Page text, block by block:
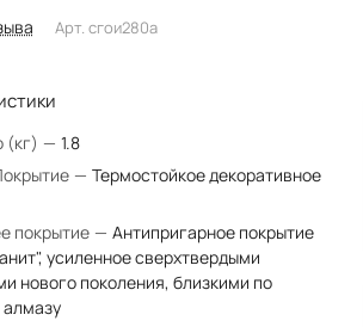
Арт. сгои280а
(кг) — 1.8
— Термостойкое декоративное
покрытие — Антипригарное покрытие
усиленное сверхтвердыми
нового поколения, близкими по